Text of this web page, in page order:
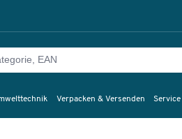
Verpacken & Versenden